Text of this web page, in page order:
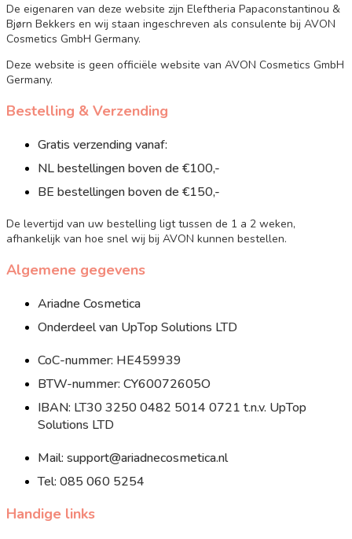
De eigenaren van deze website zijn Eleftheria Papaconstantinou &
Bjørn Bekkers en wij staan ingeschreven als consulente bij AVON
Cosmetics GmbH Germany.
Deze website is geen officiële website van AVON Cosmetics GmbH
Germany.
Bestelling & Verzending
Gratis verzending vanaf:
NL bestellingen boven de €100,-
BE bestellingen boven de €150,-
De levertijd van uw bestelling ligt tussen de 1 a 2 weken,
afhankelijk van hoe snel wij bij AVON kunnen bestellen.
Algemene gegevens
Ariadne Cosmetica
Onderdeel van UpTop Solutions LTD
CoC-nummer: HE459939
BTW-nummer: CY60072605O
IBAN: LT30 3250 0482 5014 0721 t.n.v. UpTop
Solutions LTD
Mail: support@ariadnecosmetica.nl
Tel: 085 060 5254
Handige links